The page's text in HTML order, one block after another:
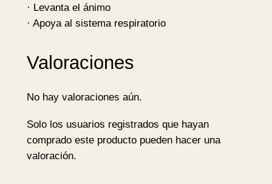
i
c
n
d
a
c
· Levanta el ánimo
· Apoya al sistema respiratorio
Valoraciones
No hay valoraciones aún.
Solo los usuarios registrados que hayan
comprado este producto pueden hacer una
valoración.